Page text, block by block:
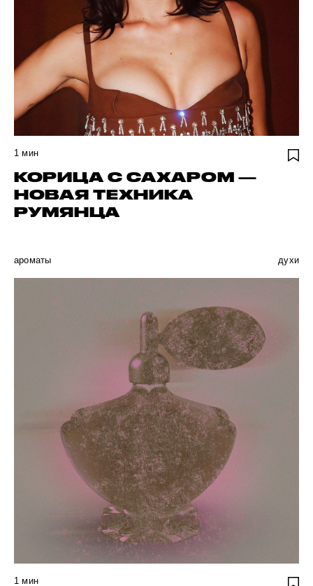
1 мин
КОРИЦА С САХАРОМ —
НОВАЯ ТЕХНИКА
РУМЯНЦА
ароматы духи
1 мин